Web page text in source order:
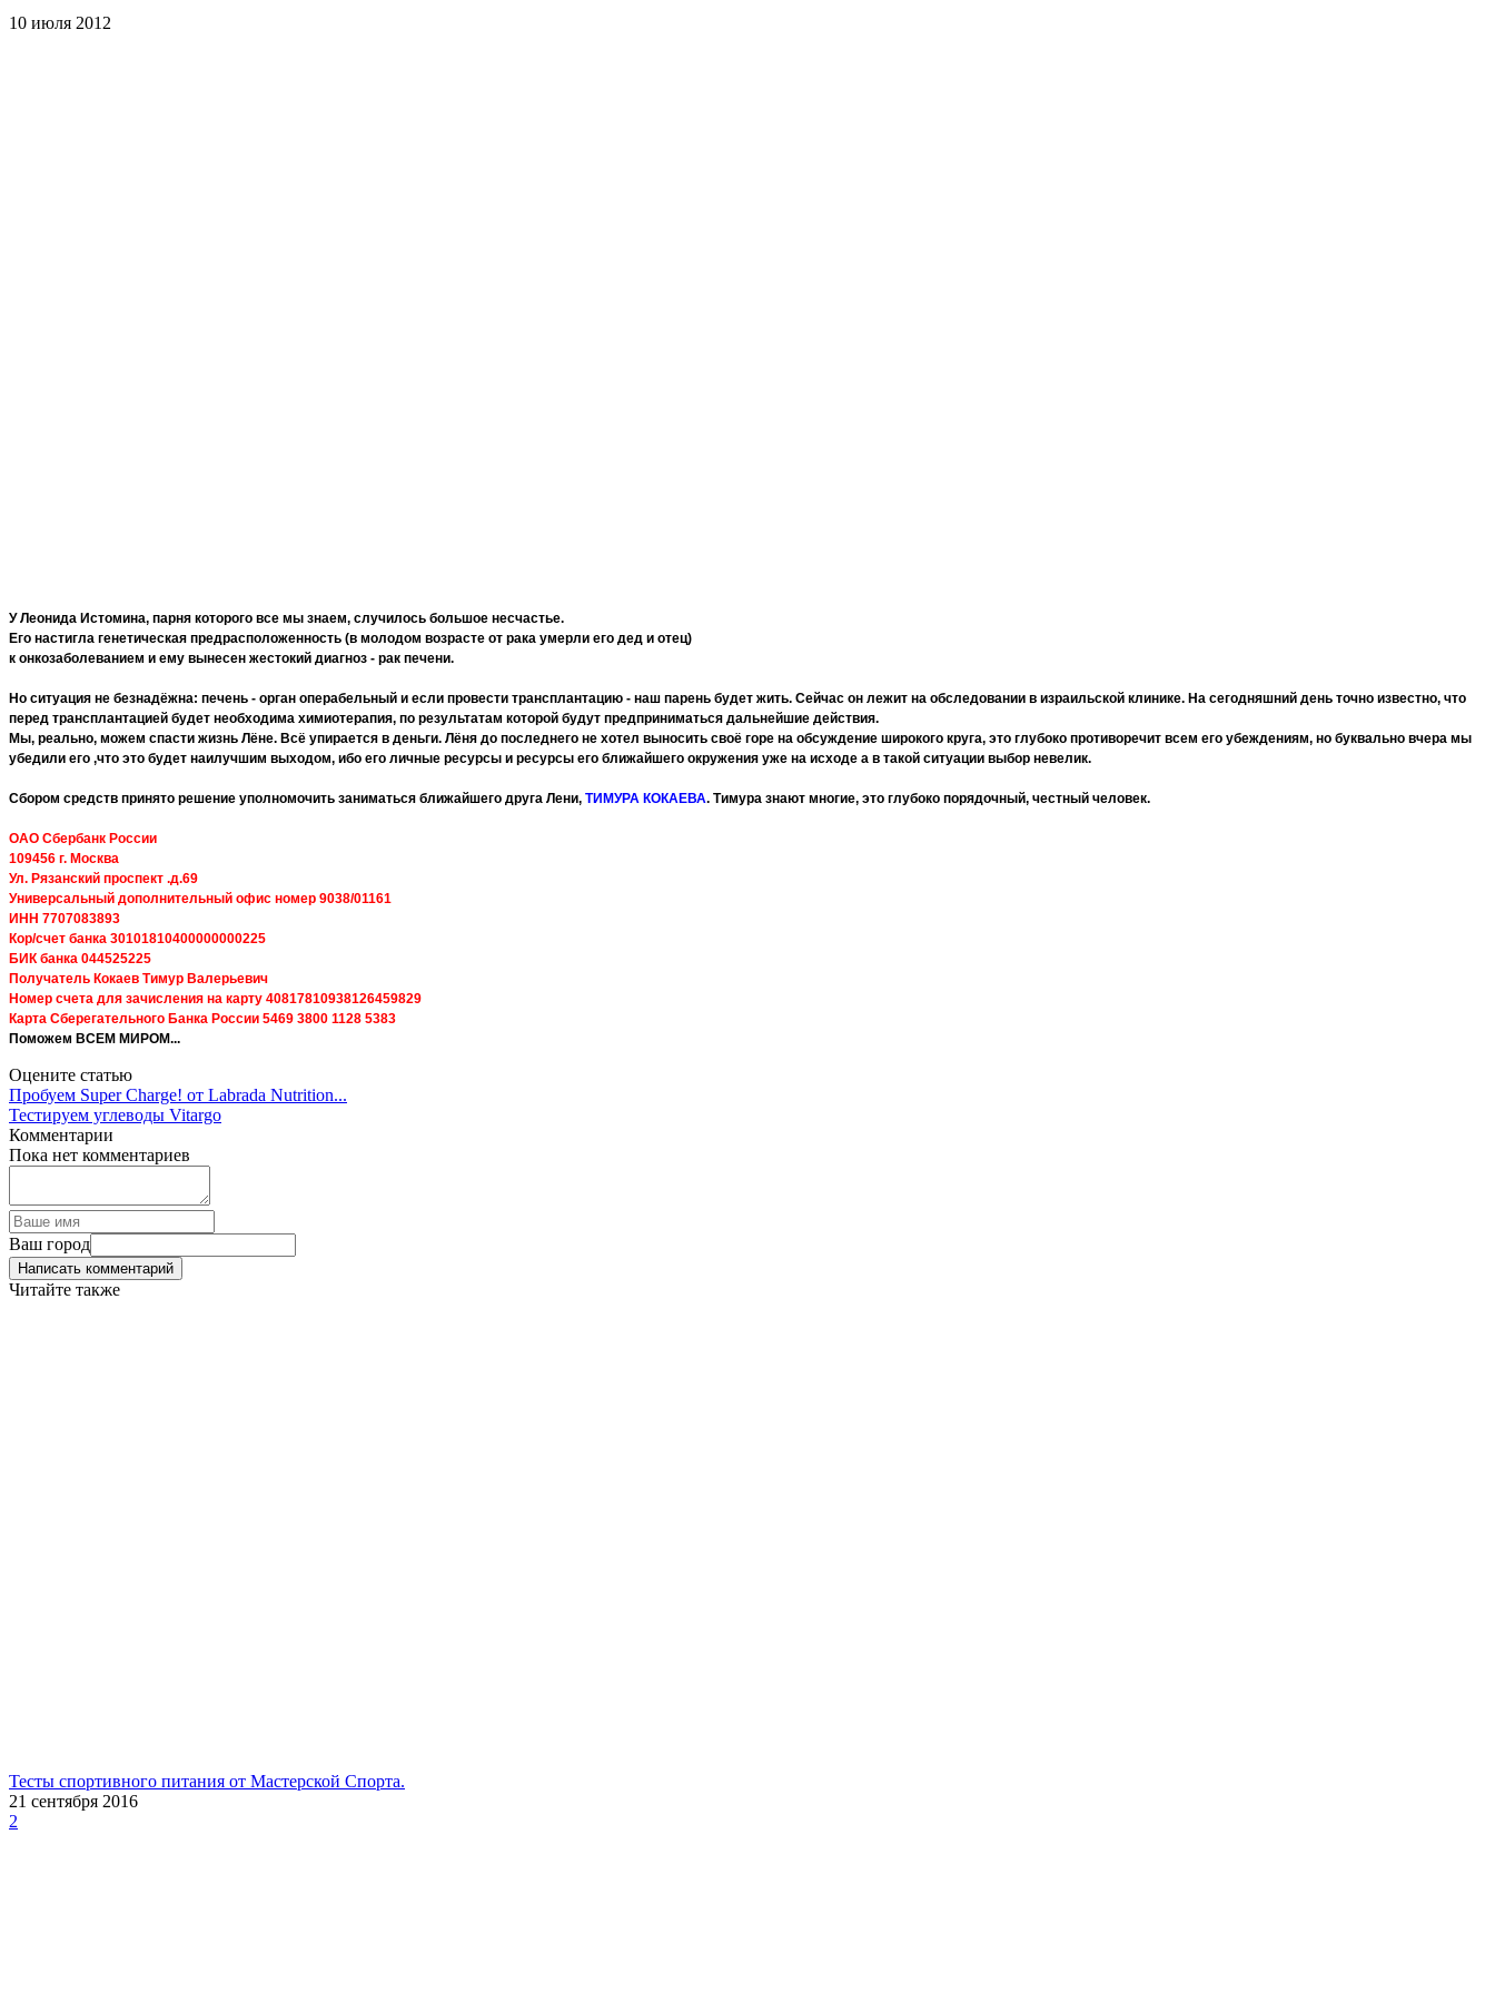
10 июля 2012
У Леонида Истомина, парня которого все мы знаем, случилось большое несчастье.
Его настигла генетическая предрасположенность (в молодом возрасте от рака умерли его дед и отец)
к онкозаболеванием и ему вынесен жестокий диагноз - рак печени.
Но ситуация не безнадёжна: печень - орган операбельный и если провести трансплантацию - наш парень будет жить. Сейчас он лежит на обследовании в израильской клинике. На сегодняшний день точно известно, что
перед трансплантацией будет необходима химиотерапия, по результатам которой будут предприниматься дальнейшие действия.
Мы, реально, можем спасти жизнь Лёне. Всё упирается в деньги. Лёня до последнего не хотел выносить своё горе на обсуждение широкого круга, это глубоко противоречит всем его убеждениям, но буквально вчера мы
убедили его ,что это будет наилучшим выходом, ибо его личные ресурсы и ресурсы его ближайшего окружения уже на исходе а в такой ситуации выбор невелик.
Сбором средств принято решение уполномочить заниматься ближайшего друга Лени, ТИМУРА КОКАЕВА. Тимура знают многие, это глубоко порядочный, честный человек.
ОАО Сбербанк России
109456 г. Москва
Ул. Рязанский проспект .д.69
Универсальный дополнительный офис номер 9038/01161
ИНН 7707083893
Кор/счет банка 30101810400000000225
БИК банка 044525225
Получатель Кокаев Тимур Валерьевич
Номер счета для зачисления на карту 40817810938126459829
Карта Сберегательного Банка России 5469 3800 1128 5383
Поможем ВСЕМ МИРОМ...
Оцените статью
Пробуем Super Charge! от Labrada Nutrition...
Тестируем углеводы Vitargo
Комментарии
Пока нет комментариев
Ваш город
Написать комментарий
Читайте также
Тесты спортивного питания от Мастерской Спорта.
21 сентября 2016
2